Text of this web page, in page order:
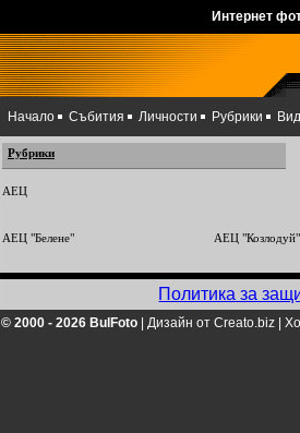
Интернет
Начало Събития Личности Рубрики
Рубрики
АЕЦ
АЕЦ "Белене" АЕЦ "Козлодуй"
Политика за
© 2000 - 2026 BulFoto Дизайн от Creato.biz